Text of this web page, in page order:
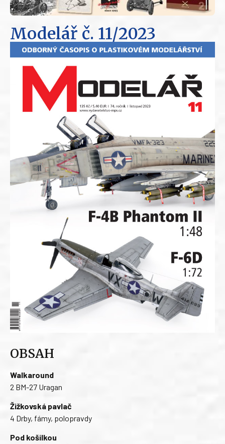
Modelář č. 11/2023
OBSAH
Walkaround
2 BM-27 Uragan
Žižkovská pavlač
4 Drby, fámy, polopravdy
Pod košilkou